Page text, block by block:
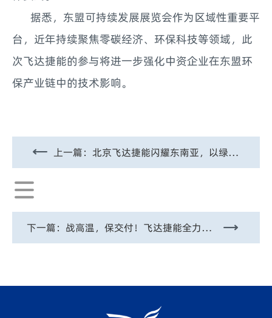
据悉，东盟可持续发展展览会作为区域性重要平
台，近年持续聚焦零碳经济、环保科技等领域，此
次飞达捷能的参与将进一步强化中资企业在东盟环
保产业链中的技术影响。
上一篇： 北京飞达捷能闪耀东南亚，以绿色科技“碳”索未来
下一篇： 战高温，保交付！飞达捷能全力护航夏季发货！